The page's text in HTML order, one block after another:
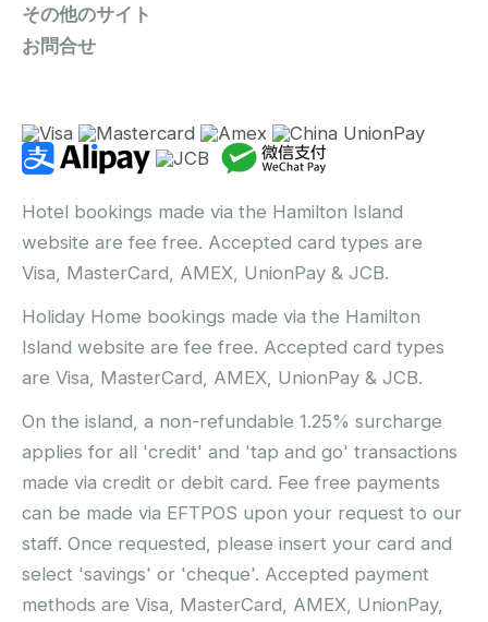
その他のサイト
お問合せ
Hotel bookings made via the Hamilton Island
website are fee free. Accepted card types are
Visa, MasterCard, AMEX, UnionPay & JCB.
Holiday Home bookings made via the Hamilton
Island website are fee free. Accepted card types
are Visa, MasterCard, AMEX, UnionPay & JCB.
On the island, a non-refundable 1.25% surcharge
applies for all 'credit' and 'tap and go' transactions
made via credit or debit card. Fee free payments
can be made via EFTPOS upon your request to our
staff. Once requested, please insert your card and
select 'savings' or 'cheque'. Accepted payment
methods are Visa, MasterCard, AMEX, UnionPay,